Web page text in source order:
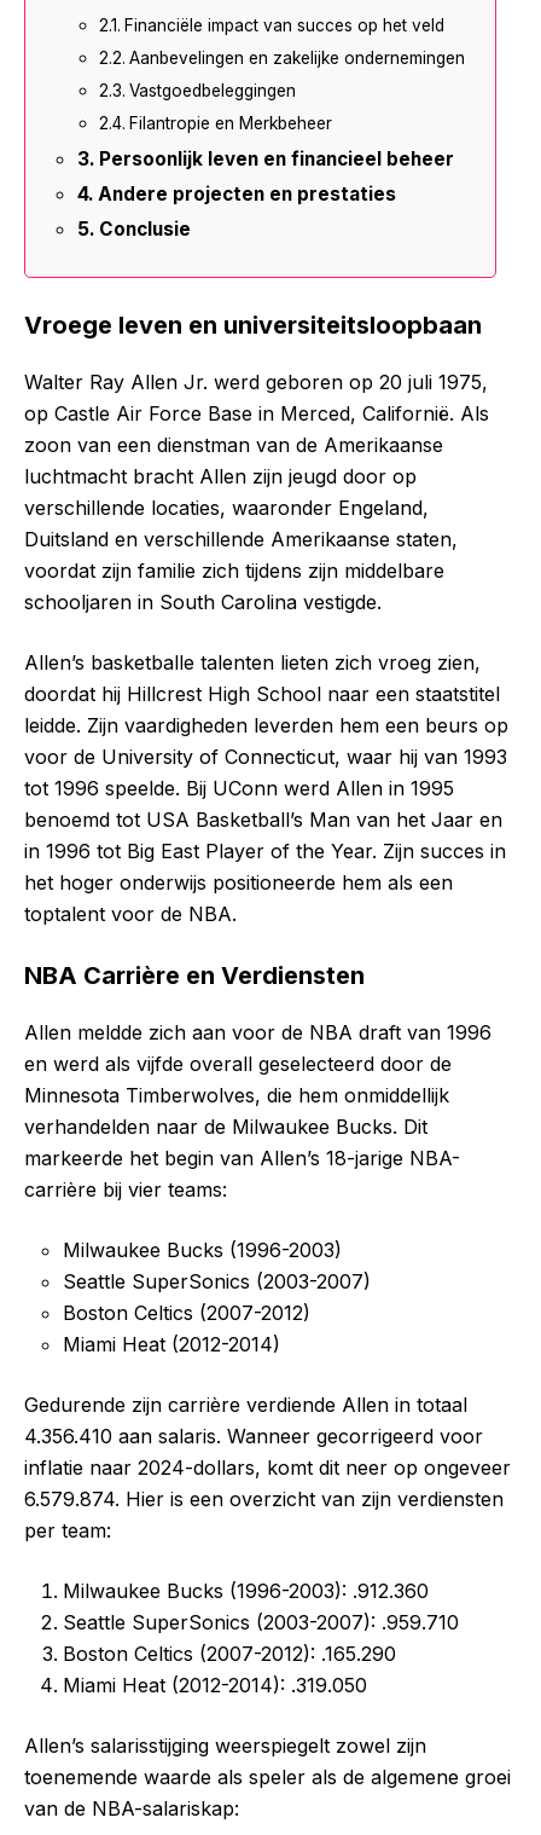
Financiële impact van succes op het veld
Aanbevelingen en zakelijke ondernemingen
Vastgoedbeleggingen
Filantropie en Merkbeheer
Persoonlijk leven en financieel beheer
Andere projecten en prestaties
Conclusie
Vroege leven en universiteitsloopbaan
Walter Ray Allen Jr. werd geboren op 20 juli 1975,
op Castle Air Force Base in Merced, Californië. Als
zoon van een dienstman van de Amerikaanse
luchtmacht bracht Allen zijn jeugd door op
verschillende locaties, waaronder Engeland,
Duitsland en verschillende Amerikaanse staten,
voordat zijn familie zich tijdens zijn middelbare
schooljaren in South Carolina vestigde.
Allen’s basketballe talenten lieten zich vroeg zien,
doordat hij Hillcrest High School naar een staatstitel
leidde. Zijn vaardigheden leverden hem een beurs op
voor de University of Connecticut, waar hij van 1993
tot 1996 speelde. Bij UConn werd Allen in 1995
benoemd tot USA Basketball’s Man van het Jaar en
in 1996 tot Big East Player of the Year. Zijn succes in
het hoger onderwijs positioneerde hem als een
toptalent voor de NBA.
NBA Carrière en Verdiensten
Allen meldde zich aan voor de NBA draft van 1996
en werd als vijfde overall geselecteerd door de
Minnesota Timberwolves, die hem onmiddellijk
verhandelden naar de Milwaukee Bucks. Dit
markeerde het begin van Allen’s 18-jarige NBA-
carrière bij vier teams:
Milwaukee Bucks (1996-2003)
Seattle SuperSonics (2003-2007)
Boston Celtics (2007-2012)
Miami Heat (2012-2014)
Gedurende zijn carrière verdiende Allen in totaal
4.356.410 aan salaris. Wanneer gecorrigeerd voor
inflatie naar 2024-dollars, komt dit neer op ongeveer
6.579.874. Hier is een overzicht van zijn verdiensten
per team:
Milwaukee Bucks (1996-2003): .912.360
Seattle SuperSonics (2003-2007): .959.710
Boston Celtics (2007-2012): .165.290
Miami Heat (2012-2014): .319.050
Allen’s salarisstijging weerspiegelt zowel zijn
toenemende waarde als speler als de algemene groei
van de NBA-salariskap: